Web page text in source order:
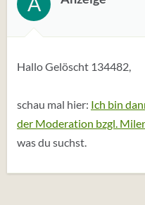
u
n
n
Hallo Gelöscht 134482,
schau mal hier: Ich bin
der Moderation bzgl.
was du suchst.